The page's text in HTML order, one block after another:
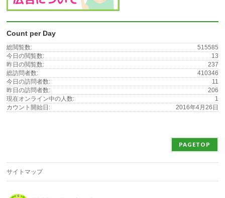
Count per Day
515585
総閲覧数:
13
今日の閲覧数:
237
昨日の閲覧数:
410346
総訪問者数:
11
今日の訪問者数:
206
昨日の訪問者数:
1
現在オンライン中の人数:
2016年4月26日
カウント開始日:
PAGETOP
サイトマップ